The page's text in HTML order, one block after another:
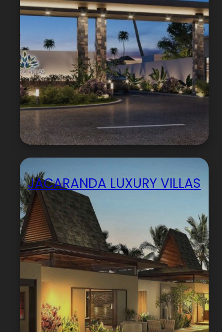
JACARANDA LUXURY VILLAS